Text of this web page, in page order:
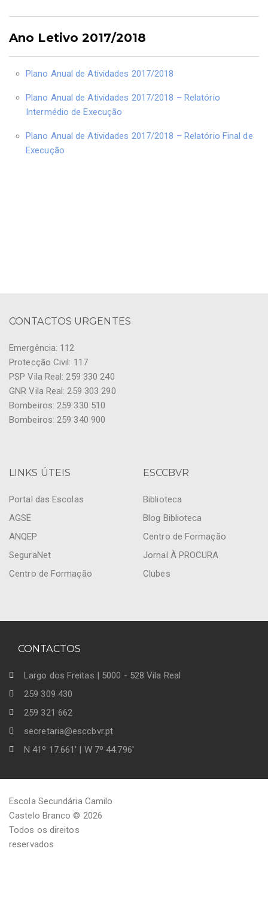
Ano Letivo 2017/2018
Plano Anual de Atividades 2017/2018
Plano Anual de Atividades 2017/2018 – Relatório
Intermédio de Execução
Plano Anual de Atividades 2017/2018 – Relatório Final de
Execução
CONTACTOS URGENTES
Emergência: 112
Protecção Civil: 117
PSP Vila Real: 259 330 240
GNR Vila Real: 259 303 290
Bombeiros: 259 330 510
Bombeiros: 259 340 900
LINKS ÚTEIS
Portal das Escolas
AGSE
ANQEP
SeguraNet
Centro de Formação
ESCCBVR
Biblioteca
Blog Biblioteca
Centro de Formação
Jornal À PROCURA
Clubes
CONTACTOS
Largo dos Freitas | 5000 - 528 Vila Real
259 309 430
259 321 662
secretaria@esccbvr.pt
N 41º 17.661' | W 7º 44.796'
Escola Secundária Camilo
Castelo Branco © 2026
Todos os direitos
reservados